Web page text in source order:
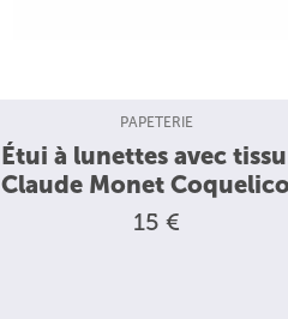
TYPE DE PRODUIT :
PAPETERIE
Étui à lunettes avec
Claude Monet
15 €